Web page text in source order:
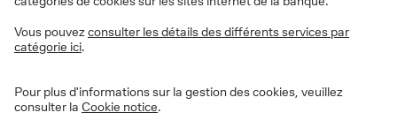
Cette approche vous permet de